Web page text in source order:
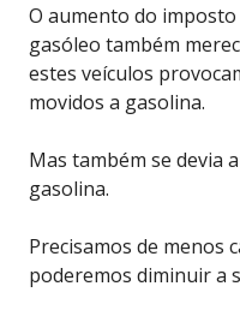
O aumento do
gasóleo também
estes veículos
movidos a gasolina.
Mas também se devia
gasolina.
Precisamos de menos
poderemos diminuir a